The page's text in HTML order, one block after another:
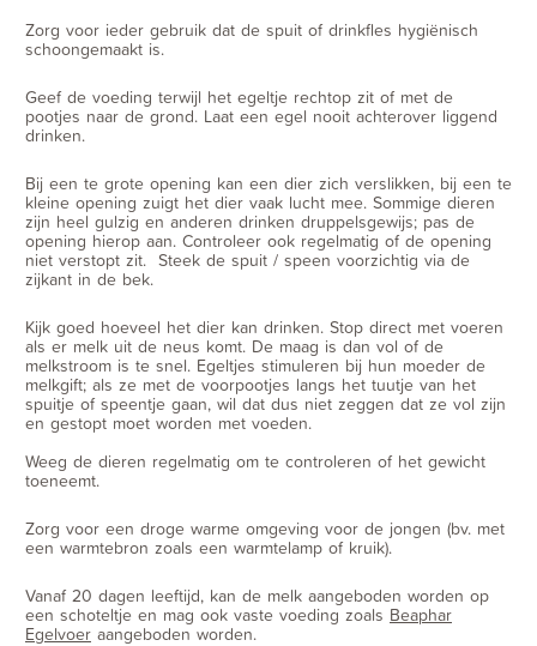
Zorg voor ieder gebruik dat de spuit of drinkfles hygiënisch
schoongemaakt is.
Geef de voeding terwijl het egeltje rechtop zit of met de
pootjes naar de grond. Laat een egel nooit achterover liggend
drinken.
Bij een te grote opening kan een dier zich verslikken, bij een te
kleine opening zuigt het dier vaak lucht mee. Sommige dieren
zijn heel gulzig en anderen drinken druppelsgewijs; pas de
opening hierop aan. Controleer ook regelmatig of de opening
niet verstopt zit. Steek de spuit / speen voorzichtig via de
zijkant in de bek.
Kijk goed hoeveel het dier kan drinken. Stop direct met voeren
als er melk uit de neus komt. De maag is dan vol of de
melkstroom is te snel. Egeltjes stimuleren bij hun moeder de
melkgift; als ze met de voorpootjes langs het tuutje van het
spuitje of speentje gaan, wil dat dus niet zeggen dat ze vol zijn
en gestopt moet worden met voeden.
Weeg de dieren regelmatig om te controleren of het gewicht
toeneemt.
Zorg voor een droge warme omgeving voor de jongen (bv. met
een warmtebron zoals een warmtelamp of kruik).
Vanaf 20 dagen leeftijd, kan de melk aangeboden worden op
een schoteltje en mag ook vaste voeding zoals Beaphar
Egelvoer aangeboden worden.